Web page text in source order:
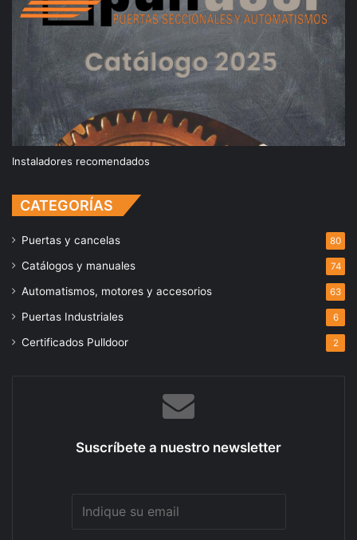
Instaladores recomendados
CATEGORÍAS
Puertas y cancelas 80
Catálogos y manuales 74
Automatismos, motores y accesorios 63
Puertas Industriales 6
Certificados Pulldoor 2
Suscríbete a nuestro newsletter